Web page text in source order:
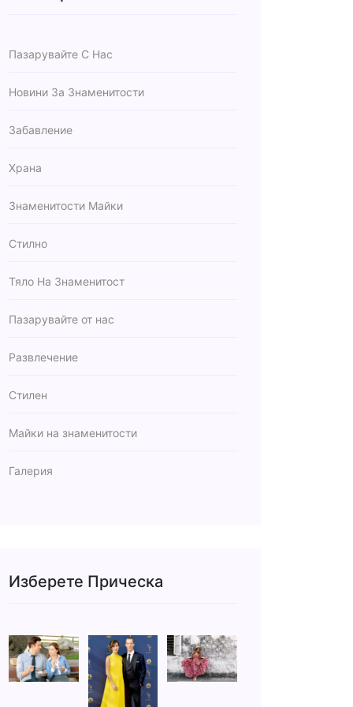
Пазарувайте С Нас
Новини За Знаменитости
Забавление
Храна
Знаменитости Майки
Стилно
Тяло На Знаменитост
Пазарувайте от нас
Развлечение
Стилен
Майки на знаменитости
Галерия
Изберете Прическа